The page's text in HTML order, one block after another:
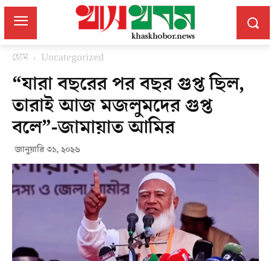
হোম Uncategorized
“যারা বছরের পর বছর গুপ্ত ছিল,
তারাই আজ মজলুমদের গুপ্ত
বলে”-জামায়াত আমির
জানুয়ারি ৩১, ২০২৬